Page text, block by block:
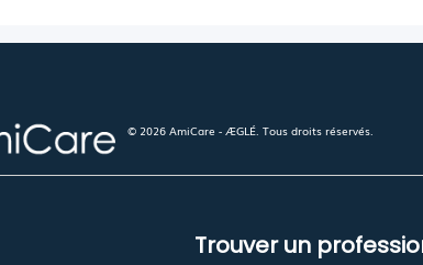
© 2026 AmiCare - ÆGLÉ. Tous droits réservés.
Trouver un